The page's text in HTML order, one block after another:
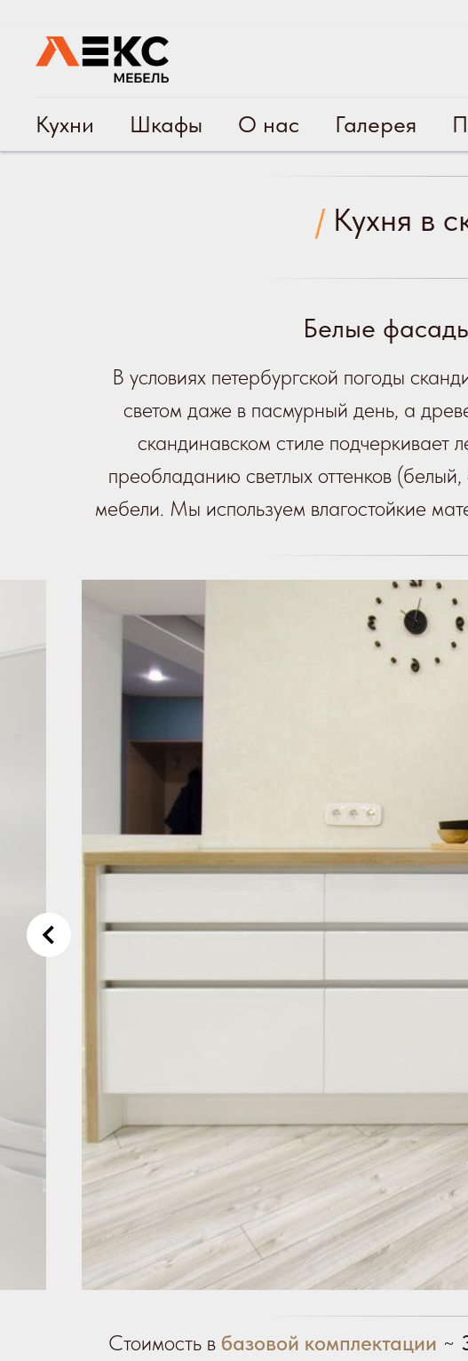
Кухни Шкафы О нас Галерея
/ Кухня в
Белые
В условиях петербургской погоды
светом даже в пасмурный день, а
скандинавском стиле подчеркивает
преобладанию светлых оттенков
мебели. Мы используем влагостойкие
Стоимость в базовой комплектации ~